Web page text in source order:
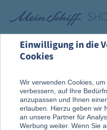
Alle Produkte
Einwilligung in die
Cookies
Wir verwenden Cookies,
verbessern, auf Ihre
anzupassen und Ihnen
erlauben. Hierzu geben wir
an unsere Partner für
Werbung weiter. Wenn Sie